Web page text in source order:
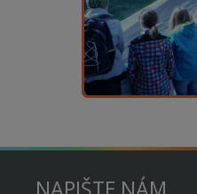
NAPIŠTE NÁM